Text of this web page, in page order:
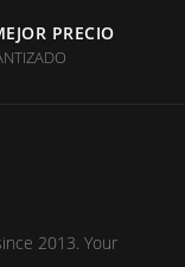
PRECIO
2013. Your